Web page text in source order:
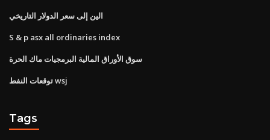
الين إلى سعر الدولار التاريخي
S & p asx all ordinaries index
سوق الأوراق المالية البرمجيات ماك الحرة
توقعات النفط wsj
Tags